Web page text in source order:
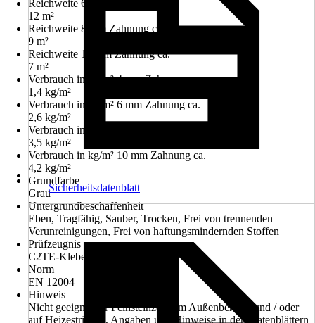
Reichweite 6 mm Zahnung ca.
12 m²
Reichweite 8 mm Zahnung ca.
9 m²
Reichweite 10 mm Zahnung ca.
7 m²
Verbrauch in kg/m² 4 mm Zahnung ca.
1,4 kg/m²
Verbrauch in kg/m² 6 mm Zahnung ca.
2,6 kg/m²
Verbrauch in kg/m² 8 mm Zahnung ca.
3,5 kg/m²
Verbrauch in kg/m² 10 mm Zahnung ca.
4,2 kg/m²
Grundfarbe
Grau
Untergrundbeschaffenheit
Eben, Tragfähig, Sauber, Trocken, Frei von trennenden
Verunreinigungen, Frei von haftungsmindernden Stoffen
Prüfzeugnis
C2TE-Kleber nach EN 12004
Norm
EN 12004
Hinweis
Nicht geeignet für Feinsteinzeug im Außenbereich und / oder
auf Heizestrichen, Angaben und Hinweise in den Datenblättern
Sicherheitsdatenblatt